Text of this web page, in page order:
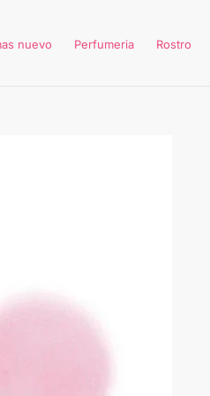
nuevo Perfumeria Rostro